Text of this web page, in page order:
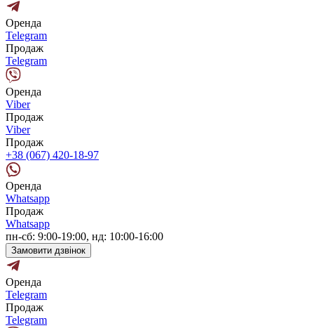
Оренда
Telegram
Продаж
Telegram
Оренда
Viber
Продаж
Viber
Продаж
+38 (067) 420-18-97
Оренда
Whatsapp
Продаж
Whatsapp
пн-сб: 9:00-19:00, нд: 10:00-16:00
Замовити дзвінок
Оренда
Telegram
Продаж
Telegram